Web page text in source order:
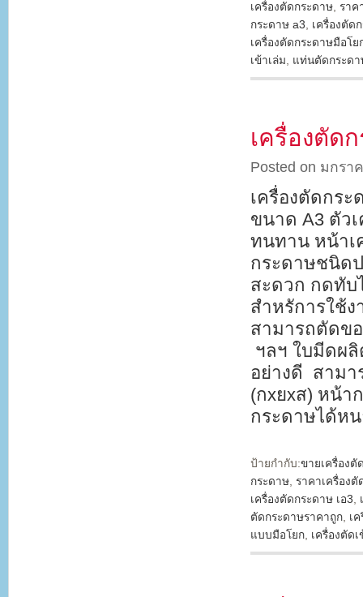
เครื่องตัดกระดาษ, ราค
กระดาษ a3, เครื่องตัด
เครื่องตัดกระดาษมือโย
เข้าเล่ม, แท่นตัดกระดา
เครื่องตัด
Posted on มกรา
เครื่องตัดกระ
ขนาด A3 ตัว
ทนทาน หน้าเ
กระดาษชนิด
สะดวก กดทั
สำหรัการใช้ง
สามารถตัดข
ฯลฯ ใบมีดผ
อย่างดี สามา
(กxยxส) หน้า
กระดาษได้ห
ป้ายกำกับ:ขายเครื่องตั
กระดาษ, ราคาเครื่อง
เครื่องตัดกระดาษ เอ3,
ตัดกระดาษราคาถูก, เ
แบบมือโยก, เครื่องตัดเ